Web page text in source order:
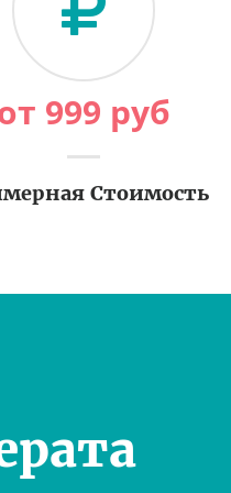
999 руб
Стоимость